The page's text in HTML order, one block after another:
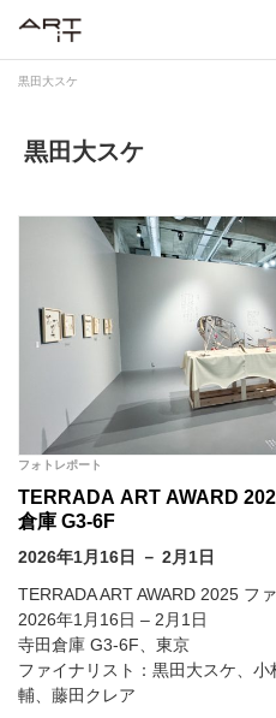
黒田大スケ
黒田大スケ
フォトレポート
TERRADA ART AWARD
倉庫 G3-6F
2026年1月16日 － 2月1日
TERRADA ART AWARD 2025 フ
2026年1月16日 – 2月1日
寺田倉庫 G3-6F、東京
ファイナリスト：黒田大スケ、
輔、藤田クレア